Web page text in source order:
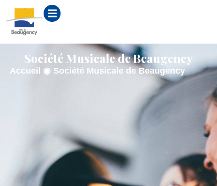
principal
Société Musicale de Beaugency
Accueil ◉ Société Musicale de Beaugency